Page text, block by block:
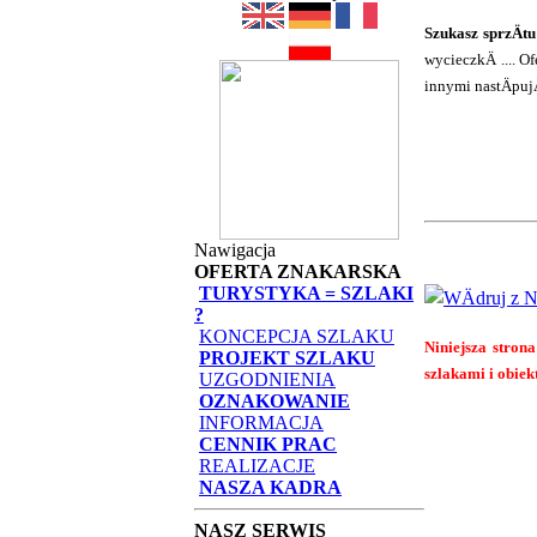
Nawigacja
OFERTA ZNAKARSKA
TURYSTYKA = SZLAKI
?
KONCEPCJA SZLAKU
PROJEKT SZLAKU
UZGODNIENIA
OZNAKOWANIE
INFORMACJA
CENNIK PRAC
REALIZACJE
NASZA KADRA
NASZ SERWIS
Szukasz
wycieczkÄ ....
innymi
Niniejsza strona
szlakami i